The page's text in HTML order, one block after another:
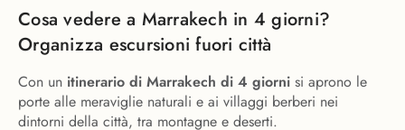
Cosa vedere a Marrakech in 4 giorni?
Organizza escursioni fuori città
Con un itinerario di Marrakech di 4 giorni si aprono le
porte alle meraviglie naturali e ai villaggi berberi nei
dintorni della città, tra montagne e deserti.